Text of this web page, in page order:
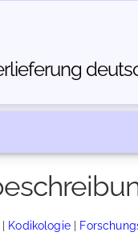
| Kodikologie|